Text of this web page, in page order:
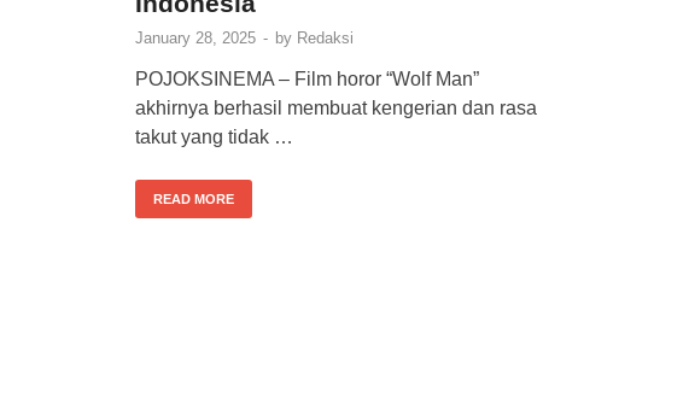
January 28, 2025 - by Redaksi
POJOKSINEMA – Film horor “Wolf Man”
akhirnya berhasil membuat kengerian dan rasa
takut yang tidak …
READ MORE